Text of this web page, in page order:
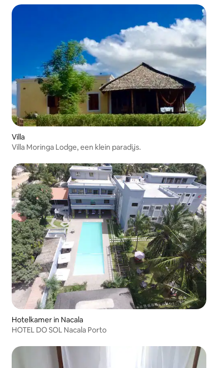
Villa
Villa Moringa Lodge, een klein paradijs.
Hotelkamer in Nacala
HOTEL DO SOL Nacala Porto